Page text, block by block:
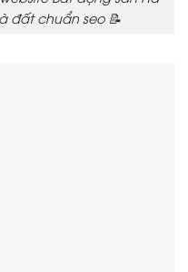
đất chuẩn seo 📝